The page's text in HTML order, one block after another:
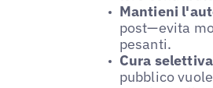
Mantieni
post—evita
pesanti.
Cura
pubblico